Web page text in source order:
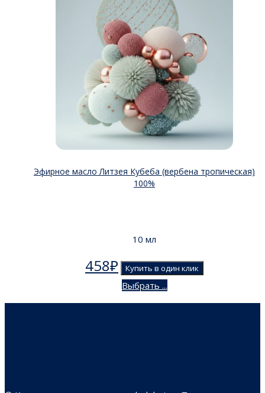
Эфирное масло Литзея Кубеба (вербена тропическая)
100%
10 мл
458₽ Купить в один клик
Выбрать ...